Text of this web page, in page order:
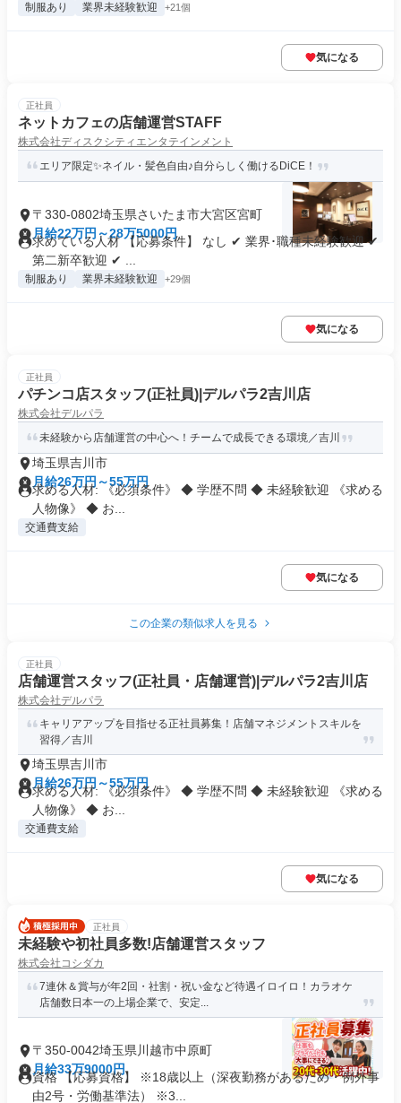
制服あり 業界未経験歓迎 +21個
気になる
正社員
ネットカフェの店舗運営STAFF
株式会社ディスクシティエンタテインメント
エリア限定✨ネイル・髪色自由♪自分らしく働けるDiCE！
〒330-0802埼玉県さいたま市大宮区宮町
月給22万円～28万5000円
求めている人材 【応募条件】 なし ✔ 業界･職種未経験歓迎 ✔
第二新卒歓迎 ✔ ...
制服あり 業界未経験歓迎 +29個
気になる
正社員
パチンコ店スタッフ(正社員)|デルパラ2吉川店
株式会社デルパラ
未経験から店舗運営の中心へ！チームで成長できる環境／吉川
埼玉県吉川市
月給26万円～55万円
求める人材: 《必須条件》 ◆ 学歴不問 ◆ 未経験歓迎 《求める
人物像》 ◆ お...
交通費支給
気になる
この企業の類似求人を見る
正社員
店舗運営スタッフ(正社員・店舗運営)|デルパラ2吉川店
株式会社デルパラ
キャリアアップを目指せる正社員募集！店舗マネジメントスキルを
習得／吉川
埼玉県吉川市
月給26万円～55万円
求める人材: 《必須条件》 ◆ 学歴不問 ◆ 未経験歓迎 《求める
人物像》 ◆ お...
交通費支給
気になる
正社員
未経験や初社員多数!店舗運営スタッフ
株式会社コシダカ
7連休＆賞与が年2回・社割・祝い金など待遇イロイロ！カラオケ
店舗数日本一の上場企業で、安定...
〒350-0042埼玉県川越市中原町
月給33万9000円
資格 【応募資格】 ※18歳以上（深夜勤務があるため・例外事
由2号・労働基準法） ※3...